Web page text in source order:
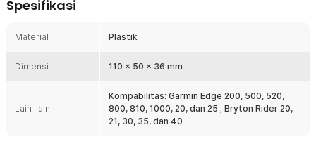
satu ini. Tidak perlu berhenti untuk Anda memperhatikan jalan mana
Menggunakan Bahan Plastik
maka material yang digunakan oleh mount holder ini adalah plastik.
setang sepeda Anda selama di perjalanan. Meskipun ringan,
material plastik yang digunakan merupakan kualitas terbaik
sehingga dijamin awet untuk jangka waktu yang lama.
Spesifikasi
Material Plastik
Dimensi 110 x 50 x 36 mm
Lain-lain
Kompabilitas: Garmin Edge 200, 500, 520,
800, 810, 1000, 20, dan 25 ; Bryton Rider 20,
21, 30, 35, dan 40